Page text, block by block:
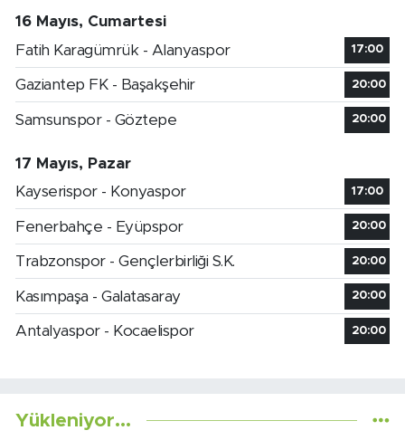
16 Mayıs, Cumartesi
Fatih Karagümrük - Alanyaspor
17:00
Gaziantep FK - Başakşehir 20:00
Samsunspor - Göztepe 20:00
17 Mayıs, Pazar
Kayserispor - Konyaspor
17:00
Fenerbahçe - Eyüpspor 20:00
Trabzonspor - Gençlerbirliği S.K. 20:00
Kasımpaşa - Galatasaray 20:00
Antalyaspor - Kocaelispor 20:00
Yükleniyor...